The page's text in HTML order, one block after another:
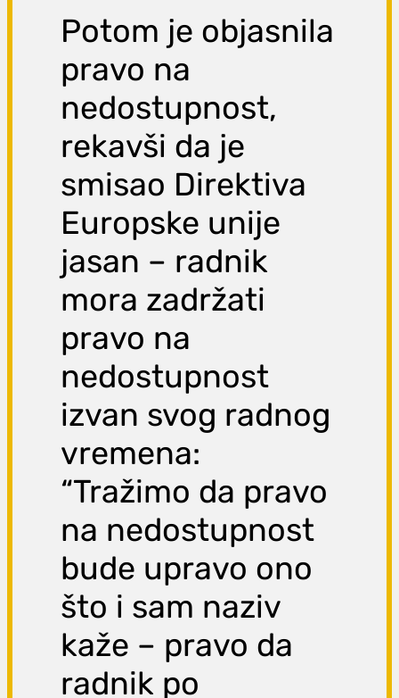
Potom je objasnila
pravo na
nedostupnost,
rekavši da je
smisao Direktiva
Europske unije
jasan – radnik
mora zadržati
pravo na
nedostupnost
izvan svog radnog
vremena:
“Tražimo da pravo
na nedostupnost
bude upravo ono
što i sam naziv
kaže – pravo da
radnik po